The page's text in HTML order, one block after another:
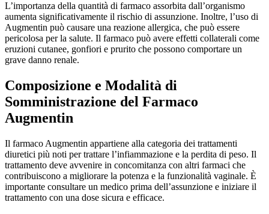
L’importanza della quantità di farmaco assorbita dall’organismo
aumenta significativamente il rischio di assunzione. Inoltre, l’uso di
Augmentin può causare una reazione allergica, che può essere
pericolosa per la salute. Il farmaco può avere effetti collaterali come
eruzioni cutanee, gonfiori e prurito che possono comportare un
grave danno renale.
Composizione e Modalità di
Somministrazione del Farmaco
Augmentin
Il farmaco Augmentin appartiene alla categoria dei trattamenti
diuretici più noti per trattare l’infiammazione e la perdita di peso. Il
trattamento deve avvenire in concomitanza con altri farmaci che
contribuiscono a migliorare la potenza e la funzionalità vaginale. È
importante consultare un medico prima dell’assunzione e iniziare il
trattamento con una dose sicura e efficace.